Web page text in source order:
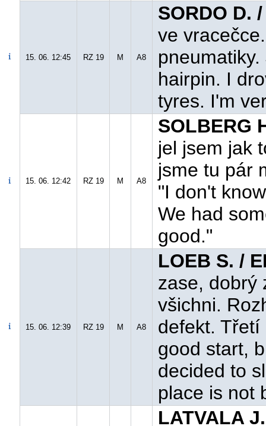
15. 06. 12:45 RZ 19 M A8
SORDO D.
ve
hairpin. I
tyres. I'm
15. 06. 12:42 RZ 19 M A8
SOLBERG
jel jsem jak
jsme tu pár
"I don't
We had
good."
15. 06. 12:39 RZ 19 M A8
LOEB S. /
zase, dobrý
všichni.
defekt.
good start,
decided to
place is not
LATVALA